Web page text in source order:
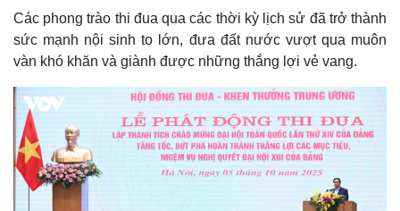
Các phong trào thi đua qua các thời kỳ lịch sử đã trở thành
sức mạnh nội sinh to lớn, đưa đất nước vượt qua muôn
vàn khó khăn và giành được những thắng lợi vẻ vang.